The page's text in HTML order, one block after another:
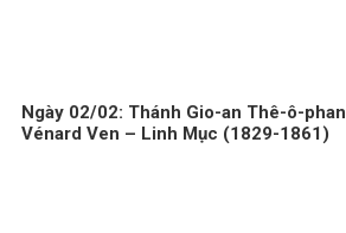
Ngày 02/02: Thánh Gio-an Thê-ô-phan
Vénard Ven – Linh Mục (1829-1861)